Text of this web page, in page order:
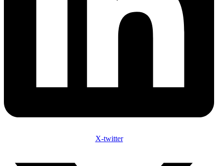
X-twitter